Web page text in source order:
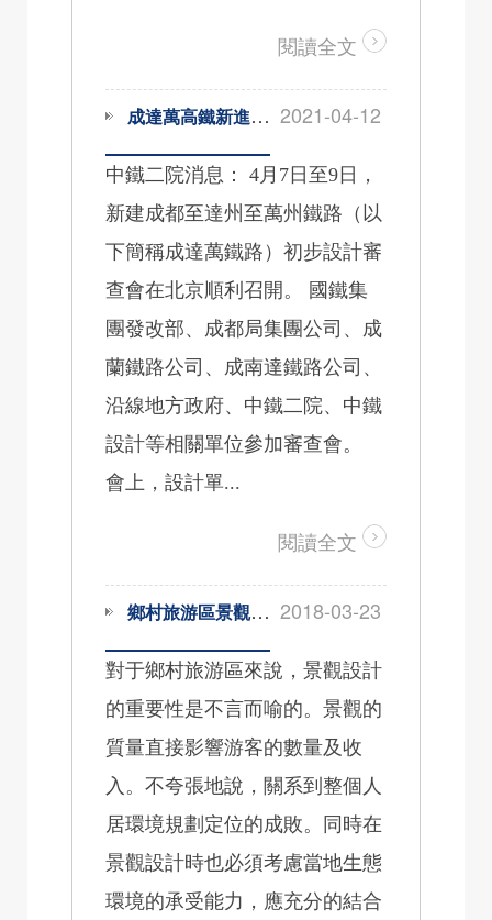
閱讀全文
2021-04-12
成達萬高鐵新進展：初步設計通過審查，華鎣山隧道正式進洞施工
中鐵二院消息： 4月7日至9日，
新建成都至達州至萬州鐵路（以
下簡稱成達萬鐵路）初步設計審
查會在北京順利召開。 國鐵集
團發改部、成都局集團公司、成
蘭鐵路公司、成南達鐵路公司、
沿線地方政府、中鐵二院、中鐵
設計等相關單位參加審查會。
會上，設計單...
閱讀全文
2018-03-23
鄉村旅游區景觀設計
對于鄉村旅游區來說，景觀設計
的重要性是不言而喻的。景觀的
質量直接影響游客的數量及收
入。不夸張地說，關系到整個人
居環境規劃定位的成敗。同時在
景觀設計時也必須考慮當地生態
環境的承受能力，應充分的結合